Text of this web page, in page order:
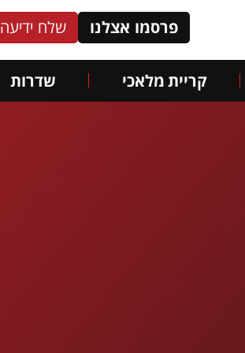
פרסמו אצלנו שלח ידיעה
קריית מלאכי שדרות